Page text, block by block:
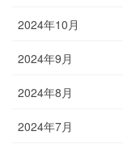
2024年10月
2024年9月
2024年8月
2024年7月